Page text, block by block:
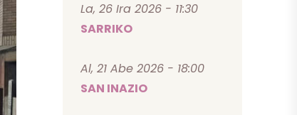
La, 26 Ira 2026 - 11:30
SARRIKO
Al, 21 Abe 2026 - 18:00
SAN INAZIO